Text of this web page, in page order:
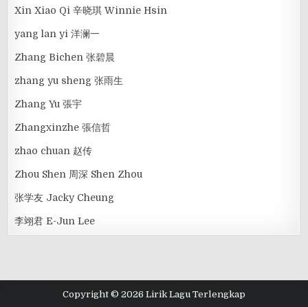
Xin Xiao Qi 辛晓琪 Winnie Hsin
yang lan yi 洋澜一
Zhang Bichen 张碧晨
zhang yu sheng 张雨生
Zhang Yu 張宇
Zhangxinzhe 張信哲
zhao chuan 赵传
Zhou Shen 周深 Shen Zhou
张学友 Jacky Cheung
李翊君 E-Jun Lee
Copyright © 2026 Lirik Lagu Terlengkap